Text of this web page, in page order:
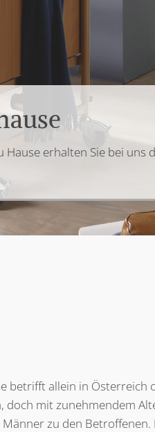
erhalten Sie bei uns
betrifft allein in Österreich
doch mit zunehmendem
zu den